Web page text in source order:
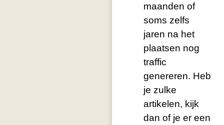
maanden of
soms zelfs
jaren na het
plaatsen nog
traffic
genereren. Heb
je zulke
artikelen, kijk
dan of je er een